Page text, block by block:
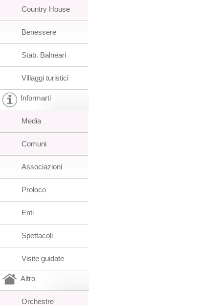
Country House
Benessere
Stab. Balneari
Villaggi turistici
Informarti
Media
Comuni
Associazioni
Proloco
Enti
Spettacoli
Visite guidate
Altro
Orchestre